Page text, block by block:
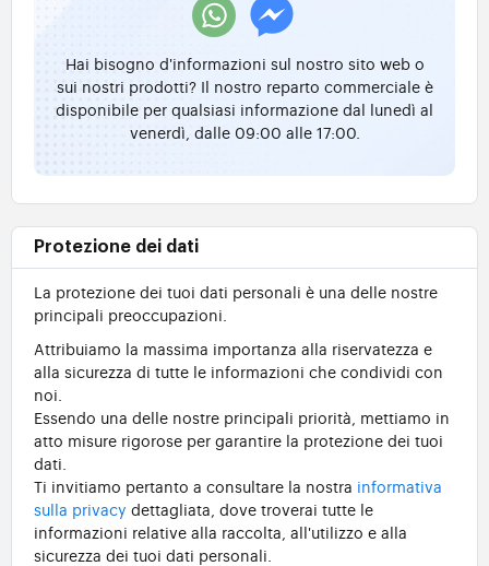
Hai bisogno d'informazioni sul nostro sito web o
sui nostri prodotti? Il nostro reparto commerciale è
disponibile per qualsiasi informazione dal lunedì al
venerdì, dalle 09:00 alle 17:00.
Protezione dei dati
La protezione dei tuoi dati personali è una delle nostre
principali preoccupazioni.
Attribuiamo la massima importanza alla riservatezza e
alla sicurezza di tutte le informazioni che condividi con
noi.
Essendo una delle nostre principali priorità, mettiamo in
atto misure rigorose per garantire la protezione dei tuoi
dati.
Ti invitiamo pertanto a consultare la nostra informativa
sulla privacy dettagliata, dove troverai tutte le
informazioni relative alla raccolta, all'utilizzo e alla
sicurezza dei tuoi dati personali.